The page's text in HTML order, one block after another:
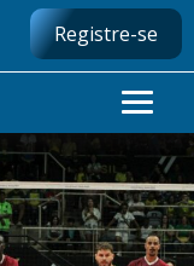
Registre-se